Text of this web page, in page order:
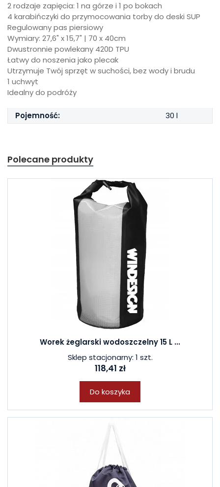
2 rodzaje zapięcia: 1 na górze i 1 po bokach
4 karabińczyki do przymocowania torby do deski SUP
Regulowany pas piersiowy
Wymiary: 27,6" x 15,7" | 70 x 40cm
Dwustronnie powlekany 420D TPU
Łatwy do noszenia jako plecak
Utrzymuje Twój sprzęt w suchości, bez wody i brudu
1 uchwyt
Idealny do podróży
Pojemność: 30 l
Polecane produkty
Worek żeglarski wodoszczelny 15 L ...
Sklep stacjonarny: 1 szt.
118,41 zł
Do koszyka